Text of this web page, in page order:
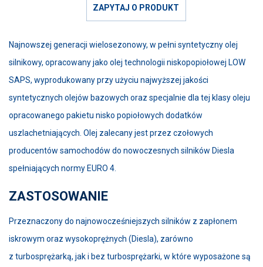
ZAPYTAJ O PRODUKT
Najnowszej generacji wielosezonowy, w pełni syntetyczny olej
silnikowy, opracowany jako olej technologii niskopopiołowej LOW
SAPS, wyprodukowany przy użyciu najwyższej jakości
syntetycznych olejów bazowych oraz specjalnie dla tej klasy oleju
opracowanego pakietu nisko popiołowych dodatków
uszlachetniających. Olej zalecany jest przez czołowych
producentów samochodów do nowoczesnych silników Diesla
spełniających normy EURO 4.
ZASTOSOWANIE
Przeznaczony do najnowocześniejszych silników z zapłonem
iskrowym oraz wysokoprężnych (Diesla), zarówno
z turbosprężarką, jak i bez turbosprężarki, w które wyposażone są